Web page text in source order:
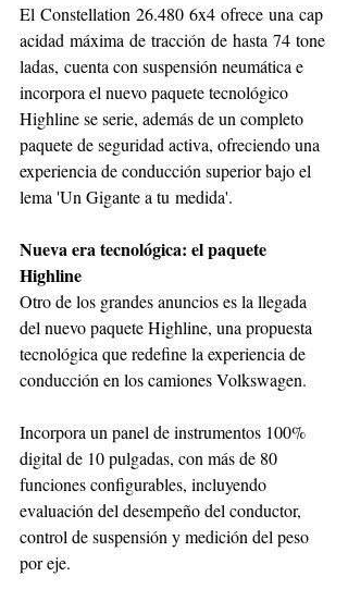
El Constellation 26.480 6x4 ofrece una cap
acidad máxima de tracción de hasta 74 tone
ladas, cuenta con suspensión neumática e
incorpora el nuevo paquete tecnológico
Highline se serie, además de un completo
paquete de seguridad activa, ofreciendo una
experiencia de conducción superior bajo el
lema 'Un Gigante a tu medida'.
Nueva era tecnológica: el paquete
Highline
Otro de los grandes anuncios es la llegada
del nuevo paquete Highline, una propuesta
tecnológica que redefine la experiencia de
conducción en los camiones Volkswagen.
Incorpora un panel de instrumentos 100%
digital de 10 pulgadas, con más de 80
funciones configurables, incluyendo
evaluación del desempeño del conductor,
control de suspensión y medición del peso
por eje.